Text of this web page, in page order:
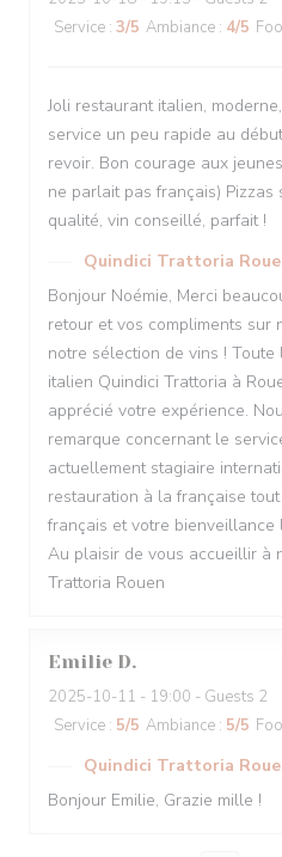
Service : 3/5 Ambiance : 4/5
Joli restaurant italien,
service un peu rapide au
revoir. Bon courage aux
ne parlait pas français)
qualité, vin conseillé, parfait !
Quindici Trattoria
Bonjour Noémie, Merci
retour et vos compliments sur
notre sélection de vins ! Toute
italien Quindici Trattoria à
apprécié votre expérience.
remarque concernant le
actuellement stagiaire
restauration à la française
français et votre bienveillance
Au plaisir de vous accueillir à
Trattoria Rouen
Emilie D
2025-10-11 - 19:00 - Guests 2
Service : 5/5 Ambiance : 5/5
Quindici Trattoria
Bonjour Emilie, Grazie mille !